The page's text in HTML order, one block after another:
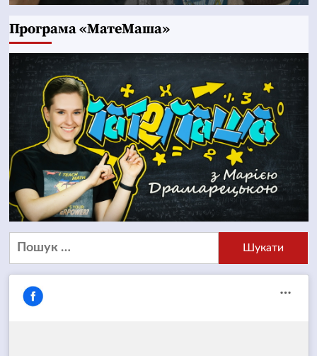
Програма «МатеМаша»
Пошук: